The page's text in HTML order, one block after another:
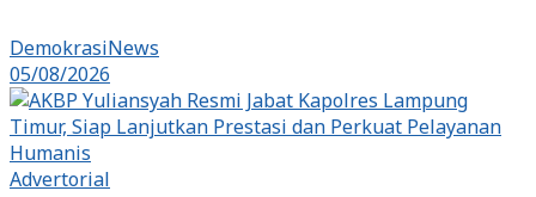
DemokrasiNews
05/08/2026
Advertorial